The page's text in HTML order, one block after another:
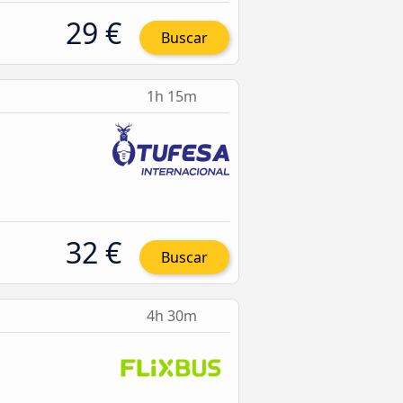
29 € Buscar
1h 15m
32 € Buscar
4h 30m